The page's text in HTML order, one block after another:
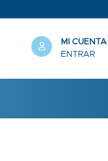
MI CUENTA
ENTRAR